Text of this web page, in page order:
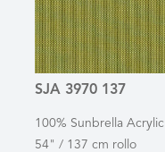
SJA 3970 137
100% Sunbrella Acrylic
54" / 137 cm rollo